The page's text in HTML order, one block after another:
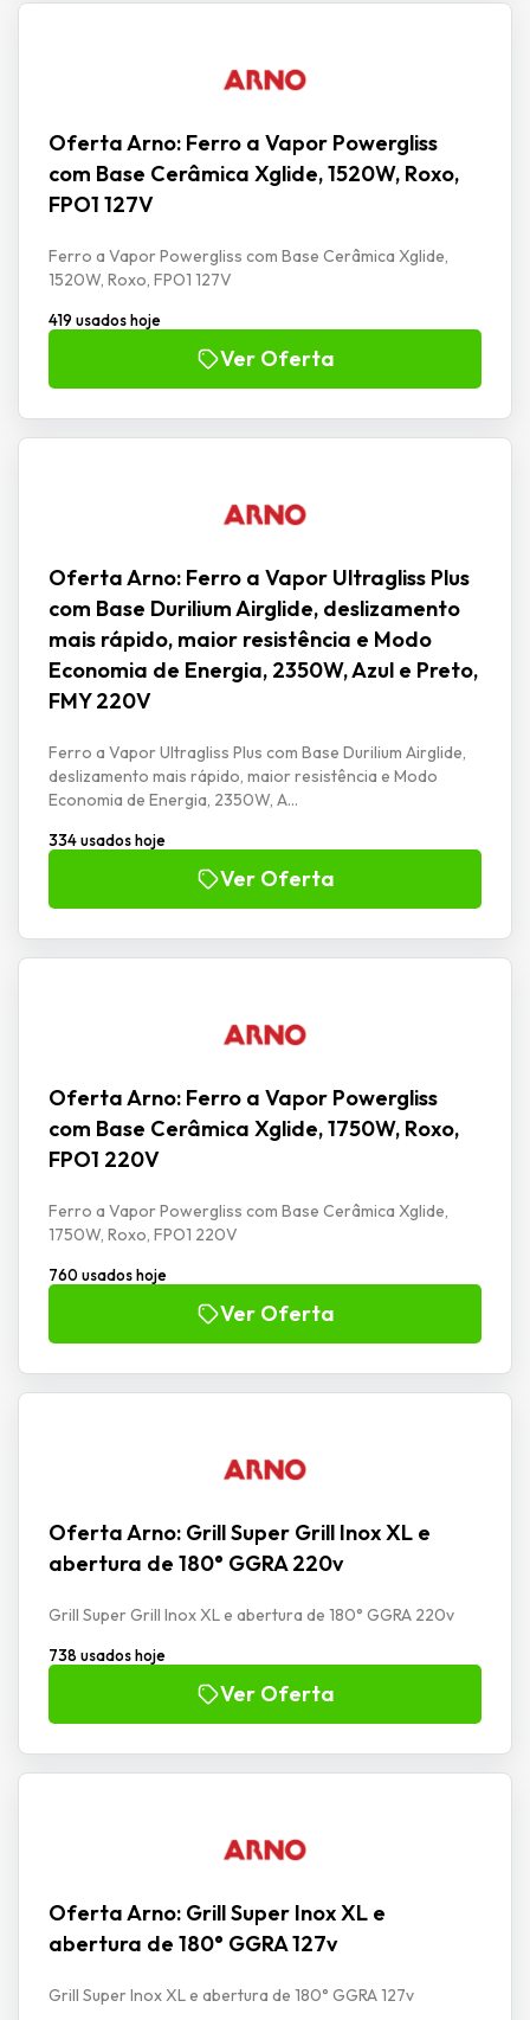
Oferta Arno: Ferro a Vapor Powergliss
com Base Cerâmica Xglide, 1520W, Roxo,
FPO1 127V
Ferro a Vapor Powergliss com Base Cerâmica Xglide,
1520W, Roxo, FPO1 127V
419 usados hoje
Ver Oferta
Oferta Arno: Ferro a Vapor Ultragliss Plus
com Base Durilium Airglide, deslizamento
mais rápido, maior resistência e Modo
Economia de Energia, 2350W, Azul e Preto,
FMY 220V
Ferro a Vapor Ultragliss Plus com Base Durilium Airglide,
deslizamento mais rápido, maior resistência e Modo
Economia de Energia, 2350W, A...
334 usados hoje
Ver Oferta
Oferta Arno: Ferro a Vapor Powergliss
com Base Cerâmica Xglide, 1750W, Roxo,
FPO1 220V
Ferro a Vapor Powergliss com Base Cerâmica Xglide,
1750W, Roxo, FPO1 220V
760 usados hoje
Ver Oferta
Oferta Arno: Grill Super Grill Inox XL e
abertura de 180° GGRA 220v
Grill Super Grill Inox XL e abertura de 180° GGRA 220v
738 usados hoje
Ver Oferta
Oferta Arno: Grill Super Inox XL e
abertura de 180° GGRA 127v
Grill Super Inox XL e abertura de 180° GGRA 127v